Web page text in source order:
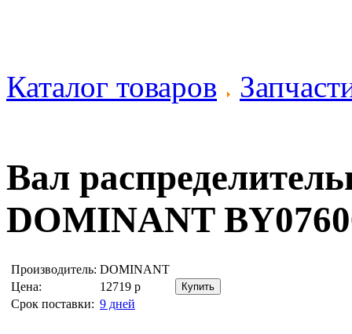
Каталог товаров
Вал
DOMINANT
Производитель: DOMINANT
Цена:
12719 р
Срок поставки: 9 дней